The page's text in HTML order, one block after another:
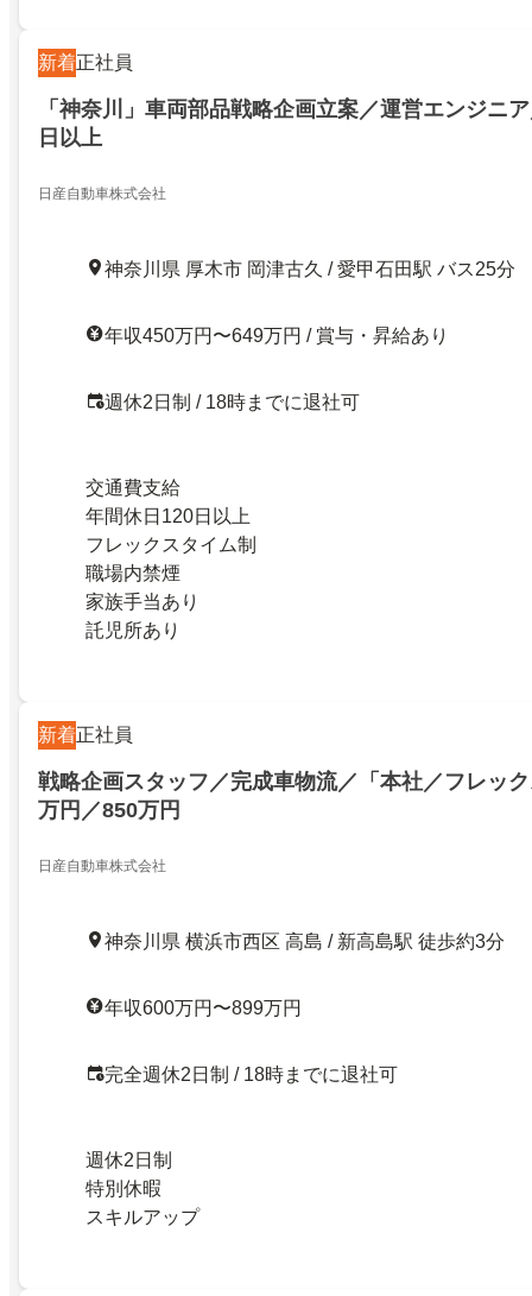
新着正社員
「神奈川」車両部品戦略企画立案／運営エンジニ
日以上
日産自動車株式会社
神奈川県 厚木市 岡津古久 / 愛甲石田駅 バス25分
年収450万円〜649万円 / 賞与・昇給あり
週休2日制 / 18時までに退社可
交通費支給
年間休日120日以上
フレックスタイム制
職場内禁煙
家族手当あり
託児所あり
新着正社員
戦略企画スタッフ／完成車物流／「本社／フレッ
万円／850万円
日産自動車株式会社
神奈川県 横浜市西区 高島 / 新高島駅 徒歩約3分
年収600万円〜899万円
完全週休2日制 / 18時までに退社可
週休2日制
特別休暇
スキルアップ